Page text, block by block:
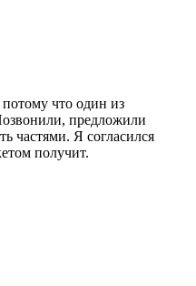
что один из
предложили
частями. Я согласился
получит.